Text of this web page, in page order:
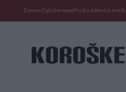
DomovOglaševanjeProsta delovna